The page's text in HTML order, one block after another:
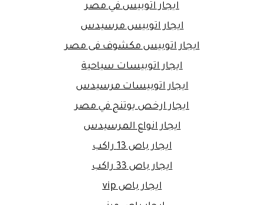
ايجار اتوبيس في مصر
ايجار اتوبيس مرسيدس
ايجار اتوبيس مكشوف فى مصر
ايجار اتوبيسات سياحية
ايجار اتوبيسات مرسيدس
ايجار ارخص يوتنج في مصر
ايجار انواع المرسيدس
ايجار باص 13 راكب
ايجار باص 33 راكب
ايجار باص vip